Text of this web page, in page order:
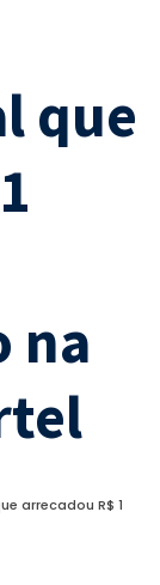
que
na
arrecadou R$ 1